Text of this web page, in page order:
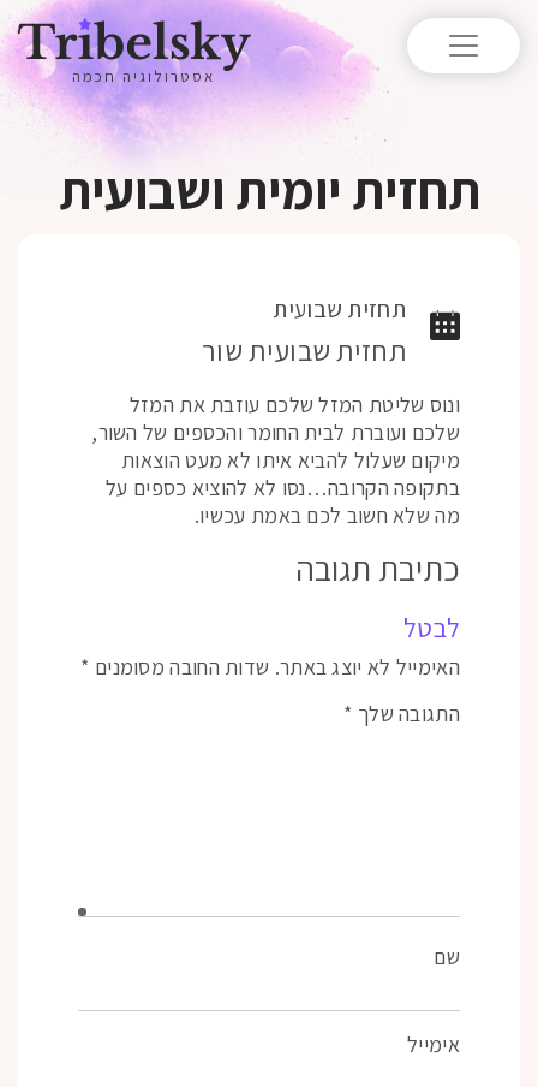
אסטרולוגיה חכמה
תחזית יומית ושבועית
תחזית שבועית
תחזית שבועית שור
ונוס שליטת המזל שלכם עוזבת את המזל
שלכם ועוברת לבית החומר והכספים של השור,
מיקום שעלול להביא איתו לא מעט הוצאות
בתקופה הקרובה…נסו לא להוציא כספים על
מה שלא חשוב לכם באמת עכשיו.
כתיבת תגובה
לבטל
האימייל לא יוצג באתר. שדות החובה מסומנים *
התגובה שלך *
שם
אימייל